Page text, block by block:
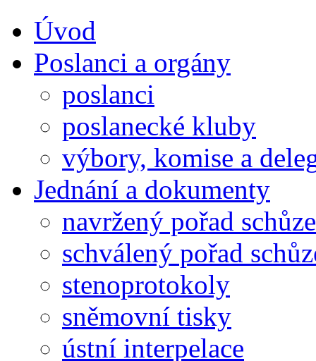
Úvod
Poslanci a orgány
poslanci
poslanecké kluby
výbory, komise a
Jednání a dokumenty
navržený pořad schůze
schválený pořad
stenoprotokoly
sněmovní tisky
ústní interpelace